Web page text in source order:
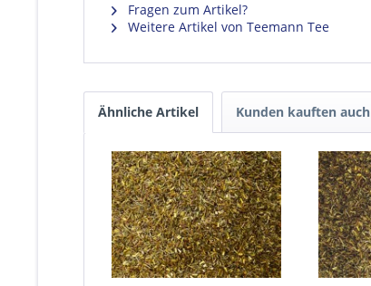
Fragen zum Artikel?
Weitere Artikel von Teemann Tee
Ähnliche Artikel Kunden kauften auch